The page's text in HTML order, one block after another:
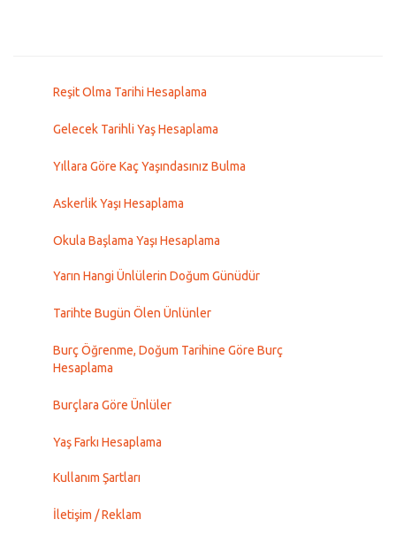
Reşit Olma Tarihi Hesaplama
Gelecek Tarihli Yaş Hesaplama
Yıllara Göre Kaç Yaşındasınız Bulma
Askerlik Yaşı Hesaplama
Okula Başlama Yaşı Hesaplama
Yarın Hangi Ünlülerin Doğum Günüdür
Tarihte Bugün Ölen Ünlünler
Burç Öğrenme, Doğum Tarihine Göre Burç
Hesaplama
Burçlara Göre Ünlüler
Yaş Farkı Hesaplama
Kullanım Şartları
İletişim / Reklam